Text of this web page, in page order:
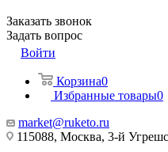
Заказать звонок
Задать вопрос
Войти
Корзина0
Избранные товары0
market@ruketo.ru
115088, Москва, 3-й